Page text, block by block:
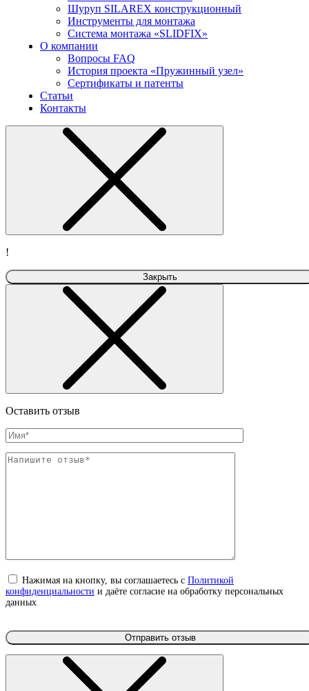
Шуруп SILAREX конструкционный
Инструменты для монтажа
Система монтажа «SLIDFIX»
О компании
Вопросы FAQ
История проекта «Пружинный узел»
Сертификаты и патенты
Статьи
Контакты
!
Закрыть
Оставить отзыв
Нажимая на кнопку, вы соглашаетесь с Политикой
конфиденциальности и даёте согласие на обработку персональных
данных